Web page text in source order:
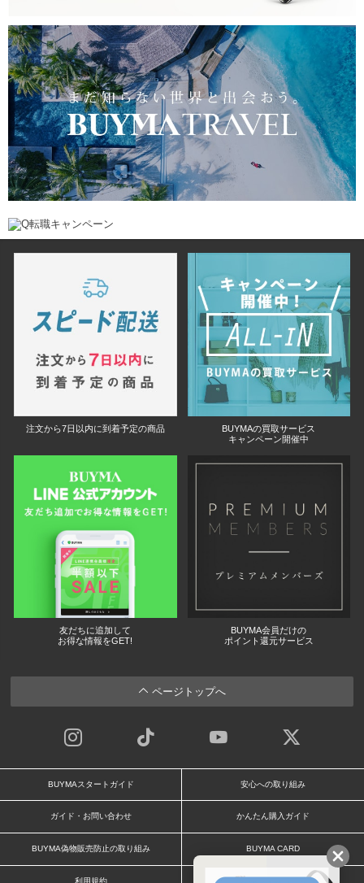
注文から7日以内に到着予定の商品
BUYMAの買取サービス
キャンペーン開催中
友だちに追加して
お得な情報をGET!
BUYMA会員だけの
ポイント還元サービス
ページトップへ
BUYMAスタートガイド 安心への取り組み
ガイド・お問い合わせ かんたん購入ガイド
BUYMA偽物販売防止の取り組み BUYMA CARD